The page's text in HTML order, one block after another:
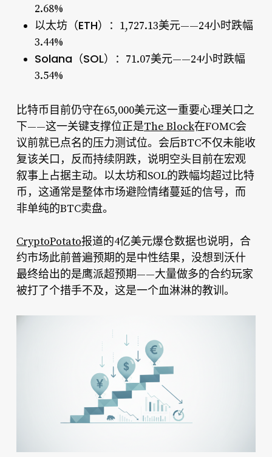
2.68%
以太坊（ETH）： 1,727.13美元——24小时跌幅
3.44%
Solana（SOL）： 71.07美元——24小时跌幅
3.54%
比特币目前仍守在65,000美元这一重要心理关口之
下——这一关键支撑位正是The Block在FOMC会
议前就已点名的压力测试位。会后BTC不仅未能收
复该关口，反而持续阴跌，说明空头目前在宏观
叙事上占据主动。以太坊和SOL的跌幅均超过比特
币，这通常是整体市场避险情绪蔓延的信号，而
非单纯的BTC卖盘。
CryptoPotato报道的4亿美元爆仓数据也说明，合
约市场此前普遍预期的是中性结果，没想到沃什
最终给出的是鹰派超预期——大量做多的合约玩家
被打了个措手不及，这是一个血淋淋的教训。